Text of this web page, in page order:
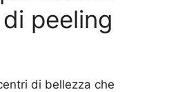
peeling
di bellezza che